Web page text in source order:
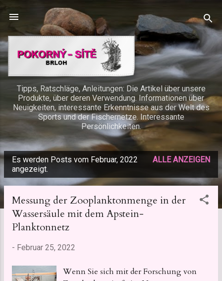
Direkt zum Hauptbereich
Tipps, Ratschläge, Anleitungen: Die Artikel über unsere
Produkte, über deren Verwendung. Informationen über
Neuigkeiten, interessante Erkenntnisse aus der Welt des
Sports und der Fischernetze. Interessante
Persönlichkeiten.
o
Es werden Posts vom Februar, 2022
angezeigt.
ALLE ANZEIGEN
Messung der Zooplanktonmenge in der
Wassersäule mit dem Apstein-
Planktonnetz
- Februar 25, 2022
Wenn Sie sich mit der Forschung von